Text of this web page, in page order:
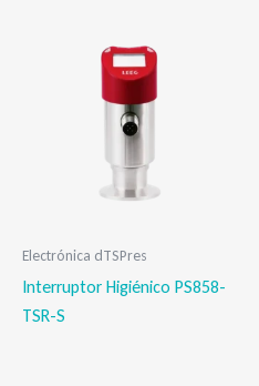
Electrónica dTSPres
Interruptor Higiénico PS858-
TSR-S